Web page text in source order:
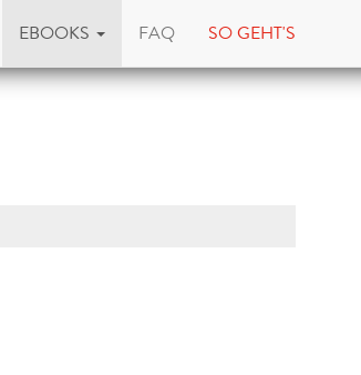
EBOOKS FAQ SO GEHT'S